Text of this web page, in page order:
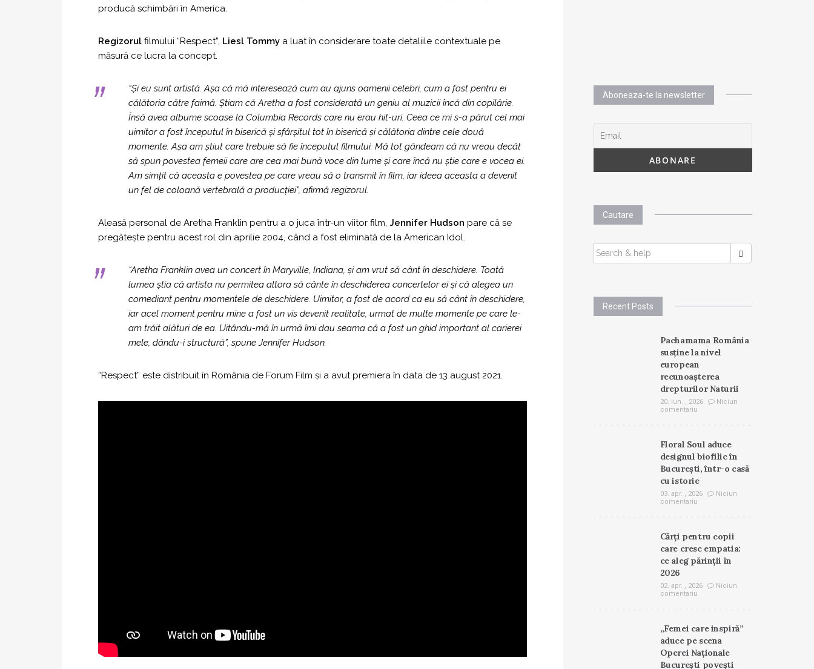
producă schimbări în America.
Regizorul filmului “Respect”, Liesl Tommy a luat în considerare toate detaliile contextuale pe
măsură ce lucra la concept.
“Și eu sunt artistă. Așa că mă interesează cum au ajuns oamenii celebri, cum a fost pentru ei
călătoria către faimă. Știam că Aretha a fost considerată un geniu al muzicii încă din copilărie.
Însă avea albume scoase la Columbia Records care nu erau hit-uri. Ceea ce mi s-a părut cel mai
uimitor a fost începutul în biserică și sfârșitul tot în biserică și călătoria dintre cele două
momente. Așa am știut care trebuie să fie începutul filmului. Mă tot gândeam că nu vreau decât
să spun povestea femeii care are cea mai bună voce din lume și care încă nu știe care e vocea ei.
Am simțit că aceasta e povestea pe care vreau să o transmit în film, iar ideea aceasta a devenit
un fel de coloană vertebrală a producției”, afirmă regizorul.
Aleasă personal de Aretha Franklin pentru a o juca într-un viitor film, Jennifer Hudson pare că se
pregătește pentru acest rol din aprilie 2004, când a fost eliminată de la American Idol.
“Aretha Franklin avea un concert în Maryville, Indiana, și am vrut să cânt în deschidere. Toată
lumea știa că artista nu permitea altora să cânte în deschiderea concertelor ei și că alegea un
comediant pentru momentele de deschidere. Uimitor, a fost de acord ca eu să cânt în deschidere,
iar acel moment pentru mine a fost un vis devenit realitate, urmat de multe momente pe care le-
am trăit alături de ea. Uitându-mă în urmă îmi dau seama că a fost un ghid important al carierei
mele, dându-i structură”, spune Jennifer Hudson.
“Respect” este distribuit în România de Forum Film și a avut premiera în data de 13 august 2021.
Aboneaza-te la newsletter
Cautare
SEARCH
FOR:
Recent Posts
Pachamama România
susține la nivel
european
recunoașterea
drepturilor Naturii
20. iun. , 2026
Niciun
comentariu
Floral Soul aduce
designul biofilic în
București, într-o casă
cu istorie
03. apr. , 2026
Niciun
comentariu
Cărți pentru copii
care cresc empatia:
ce aleg părinții în
2026
02. apr. , 2026
Niciun
comentariu
„Femei care inspiră”
aduce pe scena
Operei Naționale
București povești